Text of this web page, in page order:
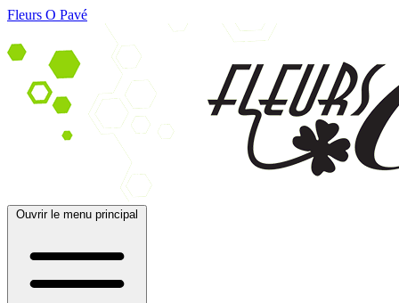
Fleurs O Pavé
Ouvrir le menu principal